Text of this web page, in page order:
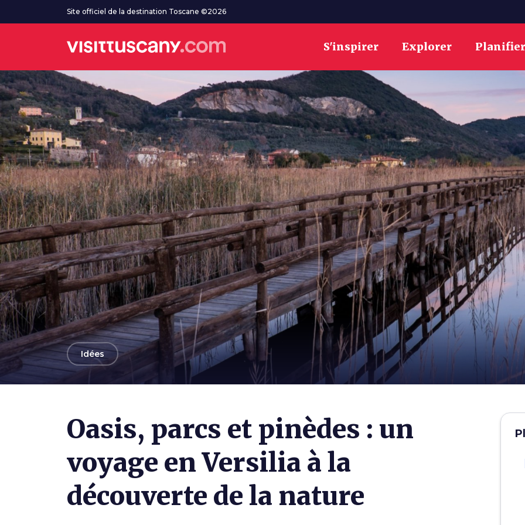
Aller au contenu principalSite officiel de la destination Toscane ©2026
S'inspirer Explorer Planifier
arrow_backIdées
Oasis, parcs et pinèdes : un
voyage en Versilia à la
découverte de la nature